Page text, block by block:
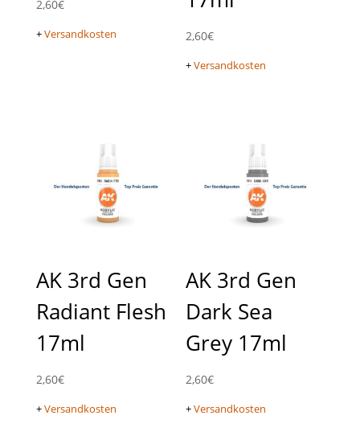
2,60€
+Versandkosten 2,60€
+Versandkosten
AK 3rd Gen
Radiant Flesh
17ml
2,60€
+Versandkosten
AK 3rd Gen
Dark Sea
Grey 17ml
2,60€
+Versandkosten